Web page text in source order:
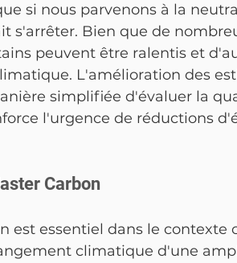
si nous parvenons à la
s'arrêter. Bien que de
peuvent être ralentis et
L'amélioration des
simplifiée d'évaluer la
l'urgence de réductions
Carbon
est essentiel dans le
climatique d'une